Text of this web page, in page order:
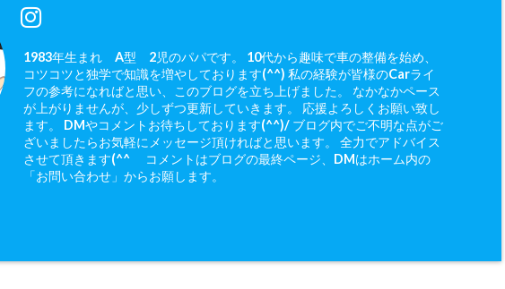
1983年生まれ A型 2児のパパです。 10代から趣味で車の整備を始め、
コツコツと独学で知識を増やしております(^^) 私の経験が皆様のCarライ
フの参考になればと思い、このブログを立ち上げました。 なかなかペース
が上がりませんが、少しずつ更新していきます。 応援よろしくお願い致し
ます。 DMやコメントお待ちしております(^^)/ ブログ内でご不明な点がご
ざいましたらお気軽にメッセージ頂ければと思います。 全力でアドバイス
させて頂きます(^^ゞ コメントはブログの最終ページ、DMはホーム内の
「お問い合わせ」からお願します。